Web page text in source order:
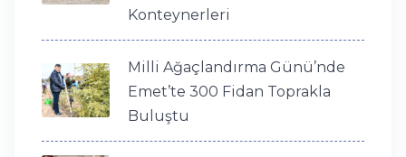
Konteynerleri
Milli Ağaçlandırma Günü’nde
Emet’te 300 Fidan Toprakla
Buluştu